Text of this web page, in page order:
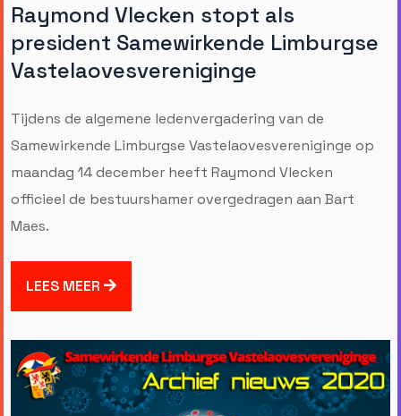
Raymond Vlecken stopt als
president Samewirkende Limburgse
Vastelaovesvereniginge
Tijdens de algemene ledenvergadering van de
Samewirkende Limburgse Vastelaovesvereniginge op
maandag 14 december heeft Raymond Vlecken
officieel de bestuurshamer overgedragen aan Bart
Maes.
LEES MEER